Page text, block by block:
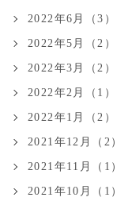
2022年6月（3）
2022年5月（2）
2022年3月（2）
2022年2月（1）
2022年1月（2）
2021年12月（2）
2021年11月（1）
2021年10月（1）